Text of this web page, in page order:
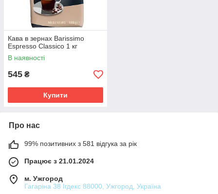
Кава в зернах Barissimo
Espresso Classico 1 кг
В наявності
545 ₴
Купити
Про нас
99% позитивних з 581 відгука за рік
Працює з 21.01.2024
м. Ужгород
Гагаріна 38 Ігдекс 88000, Ужгород, Україна